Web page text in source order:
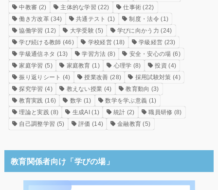
中教審 (2) 主体的な学習 (22) 仕事術 (22)
働き方改革(34) 共通テスト (1) 制度・法令 (1)
協働学習 (12) 大学受験 (5) 学びに向かう力 (24)
学び続ける教師 (46) 学校経営(18) 学級経営 (23)
学級通信ネタ (13) 学習方法 (8) 安全・安心の場 (6)
家庭学習 (5) 家庭教育 (1) 心理学 (8) 投資 (4)
振り返りシート (4) 授業改善 (28) 採用試験対策 (4)
探究学習 (4) 教えない授業 (4) 教育動向 (3)
教育実践 (16) 数学 (1) 数学を学ぶ意義 (1)
理論と実践(8) 生成AI (1) 統計 (2) 職員研修 (8)
自己調整学習 (5) 評価 (14) 金融教育 (5)
教育関係者向け「学びの場」